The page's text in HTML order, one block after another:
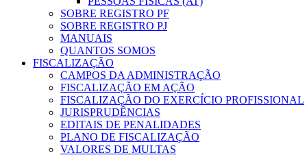
SOBRE REGISTRO PF
SOBRE REGISTRO PJ
MANUAIS
QUANTOS SOMOS
FISCALIZAÇÃO
CAMPOS DA ADMINISTRAÇÃO
FISCALIZAÇÃO EM AÇÃO
FISCALIZAÇÃO DO EXERCÍCIO PROFISSIONAL
JURISPRUDÊNCIAS
EDITAIS DE PENALIDADES
PLANO DE FISCALIZAÇÃO
VALORES DE MULTAS